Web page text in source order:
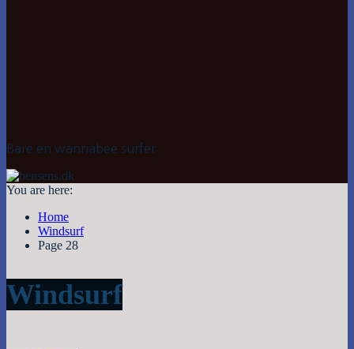
Bare en wannabee surfer
You are here:
Home
Windsurf
Page 28
Windsurf